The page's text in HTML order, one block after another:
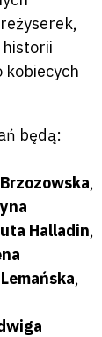
historii
kobiecych
będą:
,
Halladin,
,